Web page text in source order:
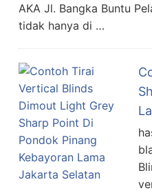
AKA Jl. Bangka Buntu
tidak hanya di …